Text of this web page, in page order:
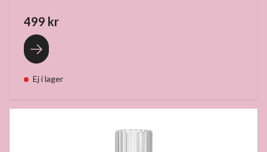
499 kr
Ej i lager